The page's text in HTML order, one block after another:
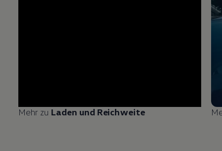
Mehr zu Laden und Reichweite